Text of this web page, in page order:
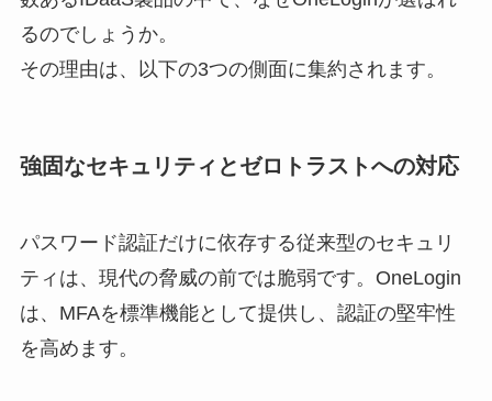
るのでしょうか。
その理由は、以下の3つの側面に集約されます。
強固なセキュリティとゼロトラストへの対応
パスワード認証だけに依存する従来型のセキュリ
ティは、現代の脅威の前では脆弱です。OneLogin
は、MFAを標準機能として提供し、認証の堅牢性
を高めます。